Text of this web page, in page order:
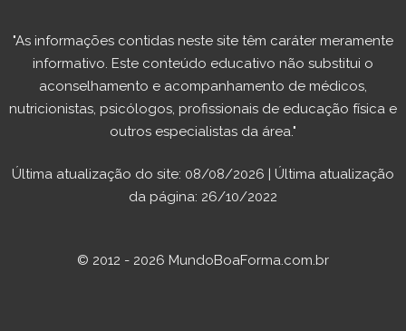
"As informações contidas neste site têm caráter meramente
informativo. Este conteúdo educativo não substitui o
aconselhamento e acompanhamento de médicos,
nutricionistas, psicólogos, profissionais de educação física e
outros especialistas da área."
Última atualização do site: 08/08/2026 | Última atualização
da página: 26/10/2022
© 2012 - 2026 MundoBoaForma.com.br